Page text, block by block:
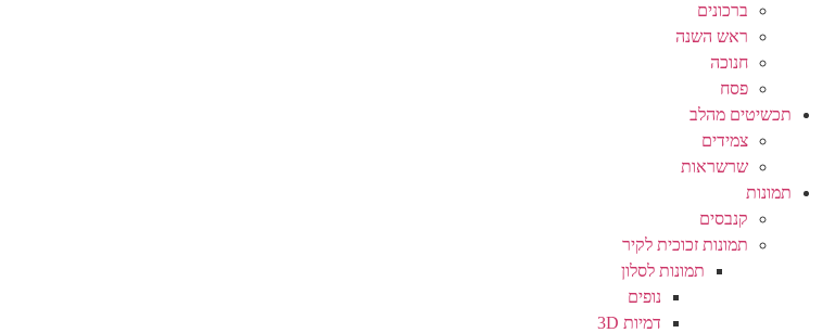
ברכונים
ראש השנה
חנוכה
פסח
תכשיטים מהלב
צמידים
שרשראות
תמונות
קנבסים
תמונות זכוכית לקיר
תמונות לסלון
נופים
דמיות 3D